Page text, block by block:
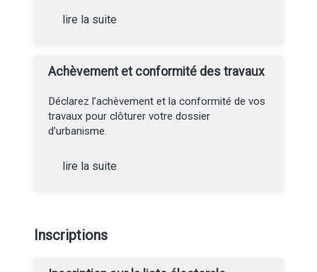
lire la suite
Achèvement et conformité des travaux
Déclarez l’achèvement et la conformité de vos
travaux pour clôturer votre dossier
d’urbanisme.
lire la suite
Inscriptions